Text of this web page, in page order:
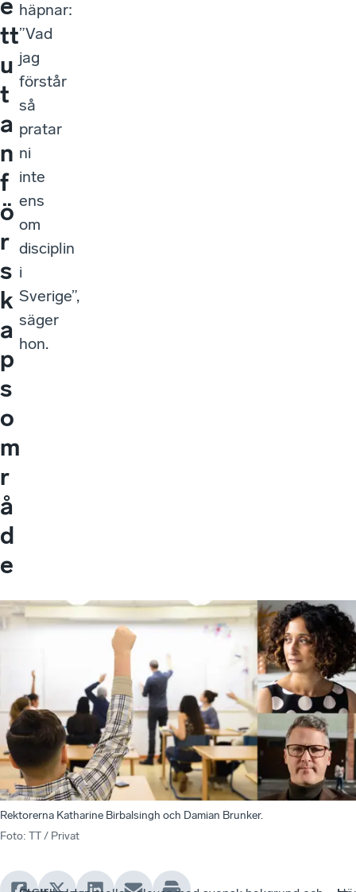
e
tt
u
t
a
n
f
ö
r
s
k
a
p
s
o
m
r
å
d
e
häpnar:
”Vad
jag
förstår
så
pratar
ni
inte
ens
om
disciplin
i
Sverige”,
säger
hon.
Rektorerna Katharine Birbalsingh och Damian Brunker.
Foto: TT / Privat